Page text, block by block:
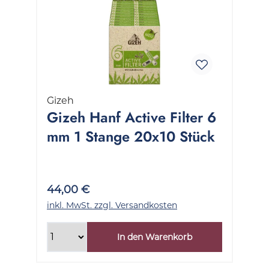
Gizeh
Gizeh Hanf Active Filter 6
mm 1 Stange 20x10 Stück
44,00 €
inkl. MwSt. zzgl. Versandkosten
In den Warenkorb